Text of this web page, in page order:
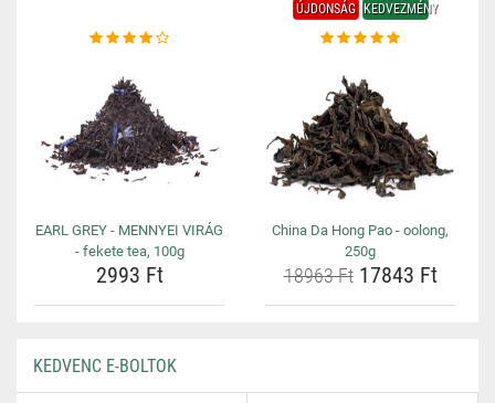
EARL GREY - MENNYEI VIRÁG
- fekete tea, 100g
2993 Ft
ÚJDONSÁG KEDVEZMÉNY
China Da Hong Pao - oolong,
250g
18963 Ft17843 Ft
KEDVENC E-BOLTOK